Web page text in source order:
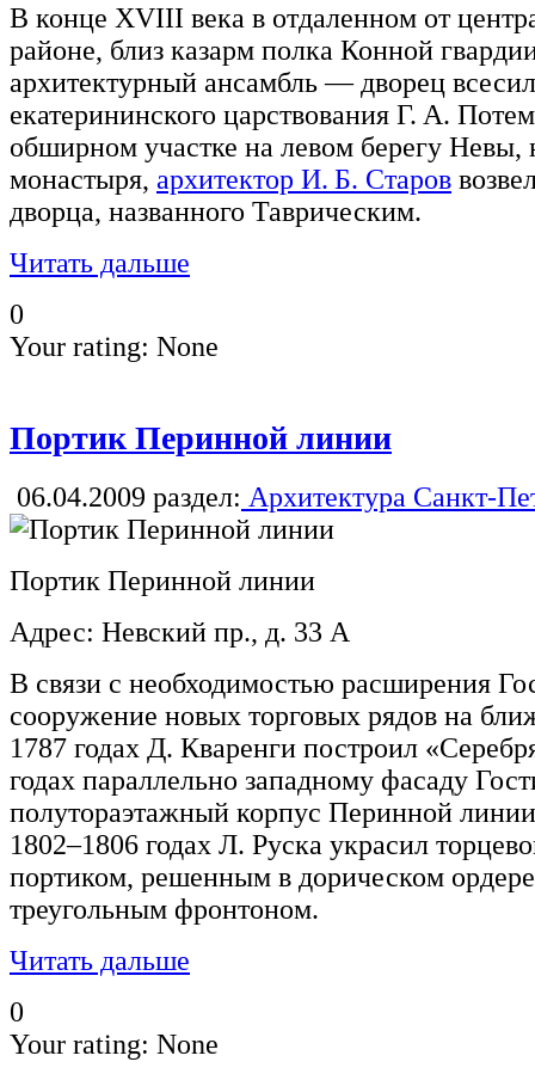
В конце XVIII века в отдаленном от
районе, близ казарм полка Конной
архитектурный ансамбль — дворец
екатерининского царствования Г. А.
обширном участке на левом берегу
монастыря, архитектор И. Б. Старов
дворца, названного Таврическим.
Читать дальше
0
Your rating: None
Портик Перинной линии
06.04.2009 раздел: Архитектура Санкт-
Портик Перинной линии
Адрес: Невский пр., д. 33 А
В связи с необходимостью расширения
сооружение новых торговых рядов на
1787 годах Д. Кваренги построил
годах параллельно западному фасаду
полутораэтажный корпус Перинной
1802–1806 годах Л. Руска украсил
портиком, решенным в дорическом
треугольным фронтоном.
Читать дальше
0
Your rating: None